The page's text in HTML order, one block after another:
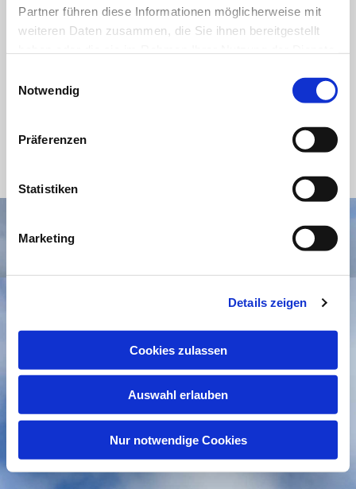
Partner führen diese Informationen möglicherweise mit
weiteren Daten zusammen, die Sie ihnen bereitgestellt
Notwendig
Präferenzen
Statistiken
Marketing
Details zeigen
Cookies zulassen
Auswahl erlauben
Nur notwendige Cookies
Telefon:0234 531324
email: bo-kg-trinitatis@ekvw.de